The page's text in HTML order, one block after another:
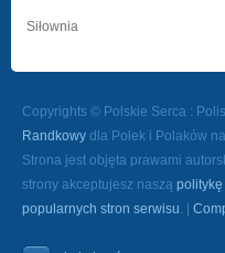
Siłownia
Copyrights © Polskie Serca :
Randkowy dla Polek i Polaków
Strona jest objęta prawami
strony akceptujesz naszą
popularnych stron serwisu. |